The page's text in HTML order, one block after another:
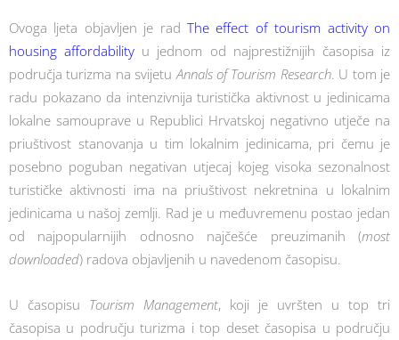
Ovoga ljeta objavljen je rad The effect of tourism activity on
housing affordability u jednom od najprestižnijih časopisa iz
područja turizma na svijetu Annals of Tourism Research. U tom je
radu pokazano da intenzivnija turistička aktivnost u jedinicama
lokalne samouprave u Republici Hrvatskoj negativno utječe na
priuštivost stanovanja u tim lokalnim jedinicama, pri čemu je
posebno poguban negativan utjecaj kojeg visoka sezonalnost
turističke aktivnosti ima na priuštivost nekretnina u lokalnim
jedinicama u našoj zemlji. Rad je u međuvremenu postao jedan
od najpopularnijih odnosno najčešće preuzimanih (most
downloaded) radova objavljenih u navedenom časopisu.
U časopisu Tourism Management, koji je uvršten u top tri
časopisa u području turizma i top deset časopisa u području